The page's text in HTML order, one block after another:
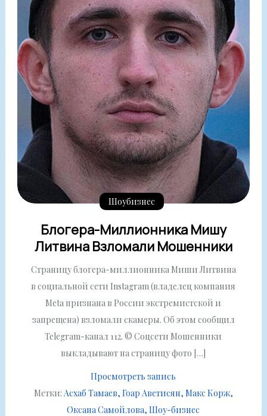
Шоубизнес
Блогера-Миллионника Мишу
Литвина Взломали Мошенники
Страницу блогера-миллионника Миши Литвина
в социальной сети Instagram (владелец компания
Meta признана в России экстремистской и
запрещена) взломали скамеры. Об этом сообщил
Telegram-канал 112. © Соцсети Мошенники
выкладывают на страницу фото […]
Просмотреть запись
Метки: Асхаб Тамаев Гоар Аветисян Макс Корж
Оксана Самойлова Шоу-бизнес